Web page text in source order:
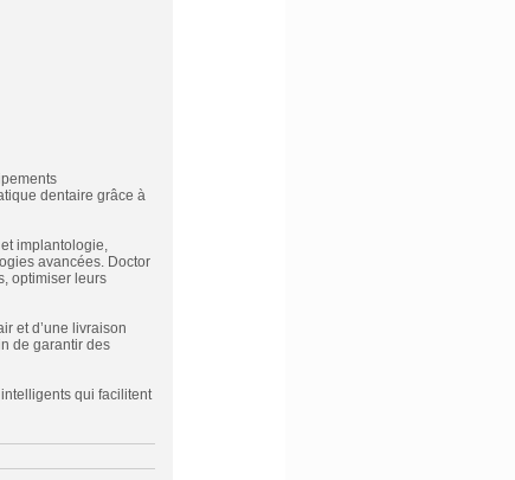
dentaire grâce à
implantologie,
avancées. Doctor
optimiser leurs
et d’une livraison
de garantir des
qui facilitent